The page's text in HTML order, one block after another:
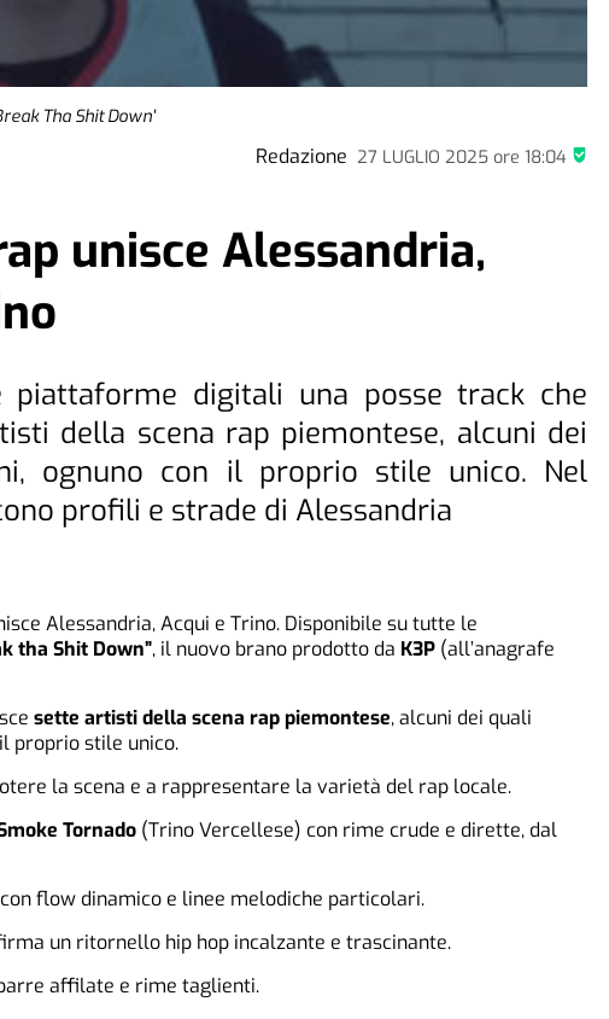
Tha Shit Down'
Redazione 27 LUGLIO 2025ore 18:04
unisce Alessandria,
piattaforme digitali una posse track che
della scena rap piemontese, alcuni dei
ognuno con il proprio stile unico. Nel
profili e strade di Alessandria
Alessandria, Acqui e Trino. Disponibile su tutte le
tha Shit Down”, il nuovo brano prodotto da K3P (all’anagrafe
sette artisti della scena rap piemontese, alcuni dei quali
proprio stile unico.
la scena e a rappresentare la varietà del rap locale.
Tornado (Trino Vercellese) con rime crude e dirette, dal
flow dinamico e linee melodiche particolari.
un ritornello hip hop incalzante e trascinante.
affilate e rime taglienti.